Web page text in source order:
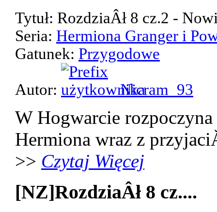
Tytuł: RozdziaÂł 8 cz.2 -
Seria: Hermiona Granger i
Gatunek: Przygodowe
Autor: Nicram_93
W Hogwarcie
Hermiona wraz z
>> Czytaj Więcej
[NZ]RozdziaÂł 8 cz....